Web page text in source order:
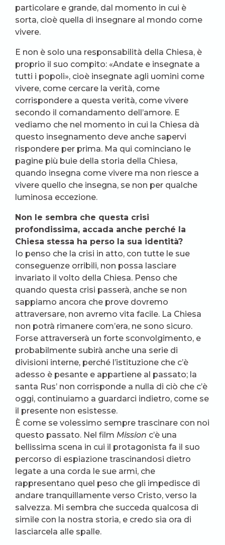
particolare e grande, dal momento in cui è
sorta, cioè quella di insegnare al mondo come
vivere.
E non è solo una responsabilità della Chiesa, è
proprio il suo compito: «Andate e insegnate a
tutti i popoli», cioè insegnate agli uomini come
vivere, come cercare la verità, come
corrispondere a questa verità, come vivere
secondo il comandamento dell’amore. E
vediamo che nel momento in cui la Chiesa dà
questo insegnamento deve anche sapervi
rispondere per prima. Ma qui cominciano le
pagine più buie della storia della Chiesa,
quando insegna come vivere ma non riesce a
vivere quello che insegna, se non per qualche
luminosa eccezione.
Non le sembra che questa crisi
profondissima, accada anche perché la
Chiesa stessa ha perso la sua identità?
Io penso che la crisi in atto, con tutte le sue
conseguenze orribili, non possa lasciare
invariato il volto della Chiesa. Penso che
quando questa crisi passerà, anche se non
sappiamo ancora che prove dovremo
attraversare, non avremo vita facile. La Chiesa
non potrà rimanere com’era, ne sono sicuro.
Forse attraverserà un forte sconvolgimento, e
probabilmente subirà anche una serie di
divisioni interne, perché l’istituzione che c’è
adesso è pesante e appartiene al passato; la
santa Rus’ non corrisponde a nulla di ciò che c’è
oggi, continuiamo a guardarci indietro, come se
il presente non esistesse.
È come se volessimo sempre trascinare con noi
questo passato. Nel film Mission c’è una
bellissima scena in cui il protagonista fa il suo
percorso di espiazione trascinandosi dietro
legate a una corda le sue armi, che
rappresentano quel peso che gli impedisce di
andare tranquillamente verso Cristo, verso la
salvezza. Mi sembra che succeda qualcosa di
simile con la nostra storia, e credo sia ora di
lasciarcela alle spalle.